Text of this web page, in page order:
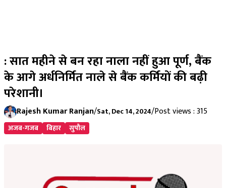
: सात महीने से बन रहा नाला नहीं हुआ पूर्ण, बैंक
के आगे अर्धनिर्मित नाले से बैंक कर्मियों की बढ़ी
परेशानी।
Rajesh Kumar Ranjan/Sat, Dec 14, 2024/Post views : 315
अजब-गजब बिहार सुपौल